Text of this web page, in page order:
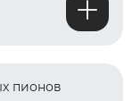
пионов